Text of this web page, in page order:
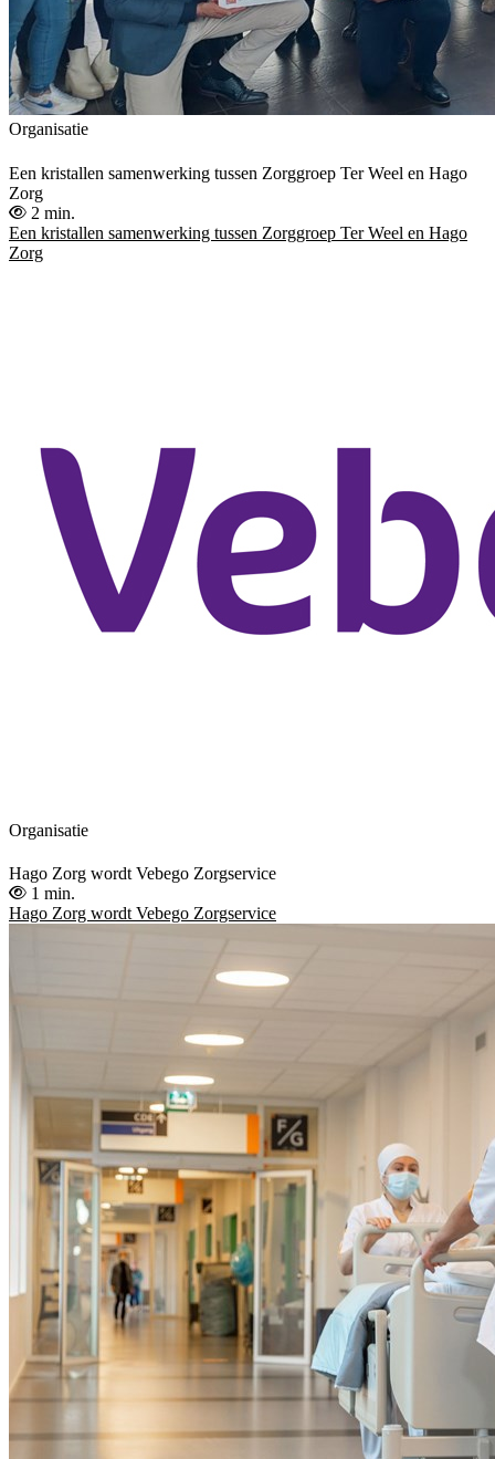
Organisatie
Een kristallen samenwerking tussen Zorggroep Ter Weel en Hago
Zorg
2 min.
Een kristallen samenwerking tussen Zorggroep Ter Weel en Hago
Zorg
Organisatie
Hago Zorg wordt Vebego Zorgservice
1 min.
Hago Zorg wordt Vebego Zorgservice